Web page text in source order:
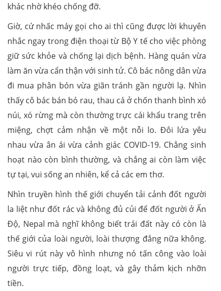
khác nhờ khéo chống đỡ.
Giờ, cứ nhấc máy gọi cho ai thì cũng được lời khuyên
nhắc ngay trong điện thoại từ Bộ Y tế cho việc phòng
giữ sức khỏe và chống lại dịch bệnh. Hàng quán vừa
làm ăn vừa cẩn thận với sinh tử. Cô bác nông dân vừa
đi mua phân bón vừa giãn tránh gần người lạ. Nhìn
thấy cô bác bán bó rau, thau cá ở chốn thanh bình xó
núi, xó rừng mà còn thường trực cái khẩu trang trên
miệng, chợt cảm nhận về một nỗi lo. Đôi lứa yêu
nhau vừa ân ái vừa cảnh giác COVID-19. Chẳng sinh
hoạt nào còn bình thường, và chẳng ai còn làm việc
tự tại, vui sống an nhiên, kể cả các em thơ.
Nhìn truyền hình thế giới chuyển tải cảnh đốt người
la liệt như đốt rác và không đủ củi để đốt người ở Ấn
Độ, Nepal mà nghĩ không biết trái đất này có còn là
thế giới của loài người, loài thượng đẳng nữa không.
Siêu vi rút này vô hình nhưng nó tấn công vào loài
người trực tiếp, đồng loạt, và gây thảm kịch nhỡn
tiền.